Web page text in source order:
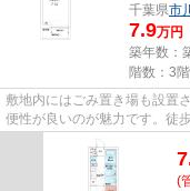
千葉県市
7.9万円
築年数：
階数：3
敷地内にはごみ置き場も設置
便性が良いのが魅力です。徒
(